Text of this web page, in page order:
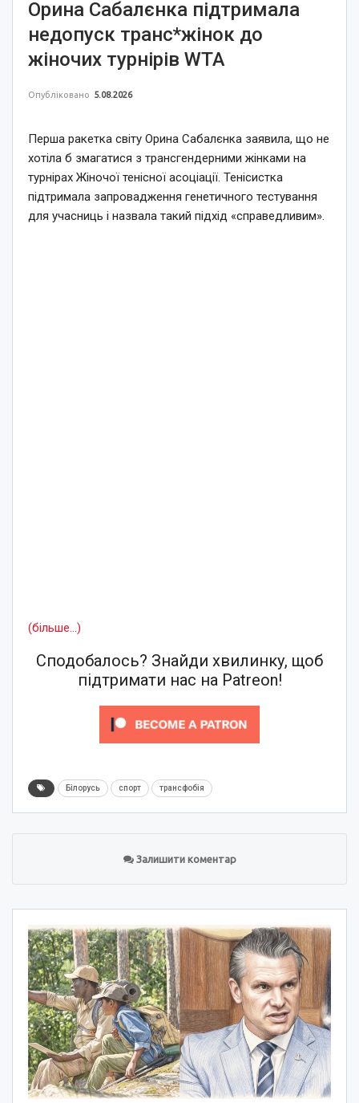
Орина Сабалєнка підтримала
недопуск транс*жінок до
жіночих турнірів WTA
Опубліковано 5.08.2026
Перша ракетка світу Орина Сабалєнка заявила, що не
хотіла б змагатися з трансгендерними жінками на
турнірах Жіночої тенісної асоціації. Тенісистка
підтримала запровадження генетичного тестування
для учасниць і назвала такий підхід «справедливим».
(більше…)
Сподобалось? Знайди хвилинку, щоб
підтримати нас на Patreon!
Білорусь спорт трансфобія
Залишити коментар